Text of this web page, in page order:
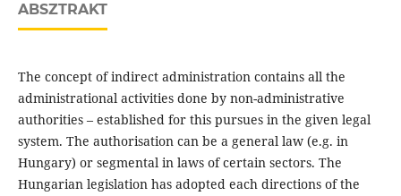
ABSZTRAKT
The concept of indirect administration contains all the
administrational activities done by non-administrative
authorities – established for this pursues in the given legal
system. The authorisation can be a general law (e.g. in
Hungary) or segmental in laws of certain sectors. The
Hungarian legislation has adopted each directions of the